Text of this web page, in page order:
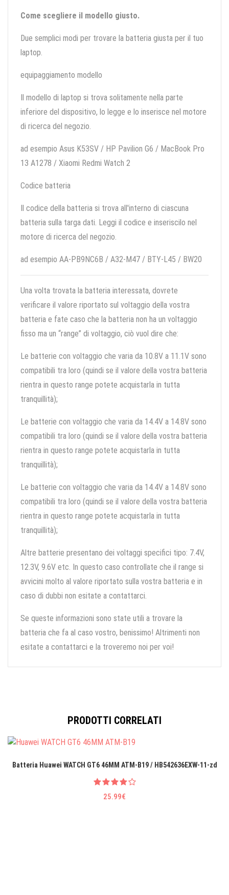
Come scegliere il modello giusto.
Due semplici modi per trovare la batteria giusta per il tuo
laptop.
equipaggiamento modello
Il modello di laptop si trova solitamente nella parte
inferiore del dispositivo, lo legge e lo inserisce nel motore
di ricerca del negozio.
ad esempio Asus K53SV / HP Pavilion G6 / MacBook Pro
13 A1278 / Xiaomi Redmi Watch 2
Codice batteria
Il codice della batteria si trova all'interno di ciascuna
batteria sulla targa dati. Leggi il codice e inseriscilo nel
motore di ricerca del negozio.
ad esempio AA-PB9NC6B / A32-M47 / BTY-L45 / BW20
Una volta trovata la batteria interessata, dovrete
verificare il valore riportato sul voltaggio della vostra
batteria e fate caso che la batteria non ha un voltaggio
fisso ma un “range” di voltaggio, ciò vuol dire che:
Le batterie con voltaggio che varia da 10.8V a 11.1V sono
compatibili tra loro (quindi se il valore della vostra batteria
rientra in questo range potete acquistarla in tutta
tranquillità);
Le batterie con voltaggio che varia da 14.4V a 14.8V sono
compatibili tra loro (quindi se il valore della vostra batteria
rientra in questo range potete acquistarla in tutta
tranquillità);
Le batterie con voltaggio che varia da 14.4V a 14.8V sono
compatibili tra loro (quindi se il valore della vostra batteria
rientra in questo range potete acquistarla in tutta
tranquillità);
Altre batterie presentano dei voltaggi specifici tipo: 7.4V,
12.3V, 9.6V etc. In questo caso controllate che il range si
avvicini molto al valore riportato sulla vostra batteria e in
caso di dubbi non esitate a contattarci.
Se queste informazioni sono state utili a trovare la
batteria che fa al caso vostro, benissimo! Altrimenti non
esitate a contattarci e la troveremo noi per voi!
PRODOTTI CORRELATI
Batteria Huawei WATCH GT6 46MM ATM-B19 / HB542636EXW-11-zd
25.99€